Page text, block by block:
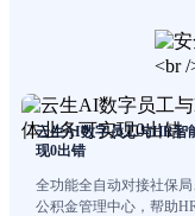
云生AI数字员工与HR智
现0出错
全功能全自动对接社保局
公积金管理中心，帮助